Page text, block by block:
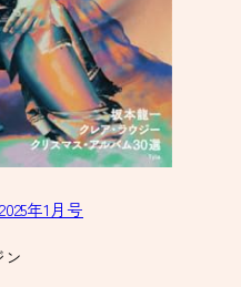
年1月号
ン